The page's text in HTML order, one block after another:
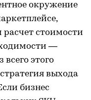
окружение
расчет стоимости
—
этого
выхода
бизнес